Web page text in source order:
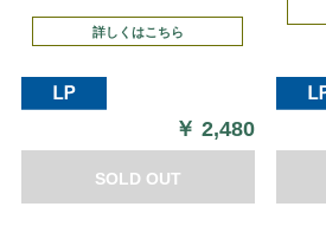
詳しくはこちら
￥2,480
SOLD OUT